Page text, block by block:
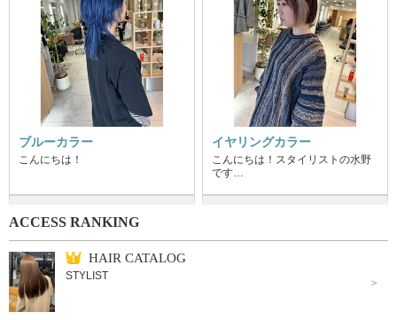
ブルーカラー
こんにちは！
イヤリングカラー
こんにちは！スタイリストの水野
です…
ACCESS RANKING
HAIR CATALOG
STYLIST